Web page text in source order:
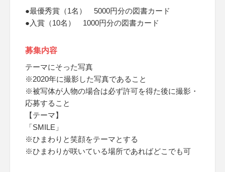
●最優秀賞（1名） 5000円分の図書カード
●入賞（10名） 1000円分の図書カード
募集内容
テーマにそった写真
※2020年に撮影した写真であること
※被写体が人物の場合は必ず許可を得た後に撮影・
応募すること
【テーマ】
「SMILE」
※ひまわりと笑顔をテーマとする
※ひまわりが咲いている場所であればどこでも可